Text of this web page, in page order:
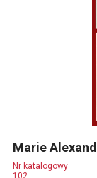
Marie
Nr katalogowy
102